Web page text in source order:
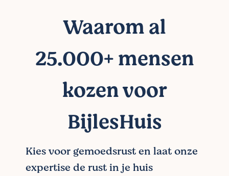
Waarom al
25.000+ mensen
kozen voor
BijlesHuis
Kies voor gemoedsrust en laat onze
expertise de rust in je huis